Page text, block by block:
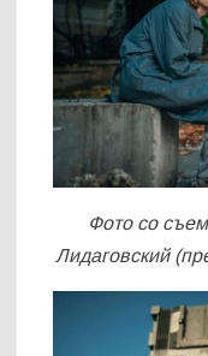
Фото со
Лидаговский